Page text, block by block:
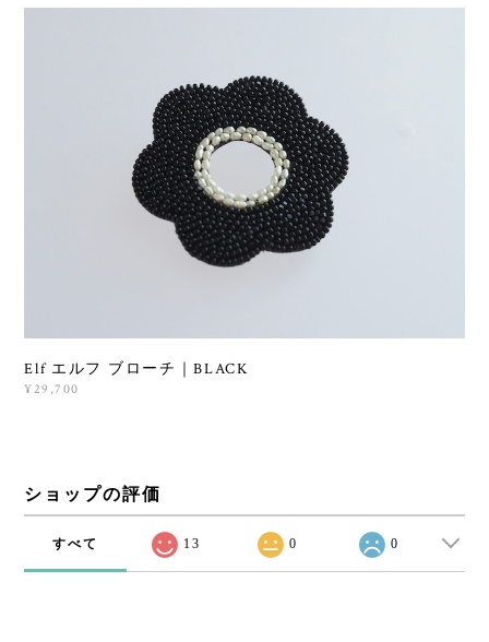
Elf エルフ ブローチ｜BLACK
¥29,700
ショップの評価
すべて 13 0 0